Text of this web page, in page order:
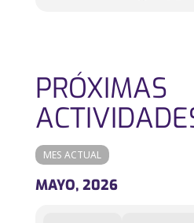
PRÓXIMAS
MES ACTUAL
MAYO, 2026